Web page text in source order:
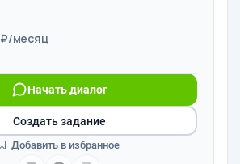
₽/месяц
Начать диалог
Создать задание
Добавить в избранное